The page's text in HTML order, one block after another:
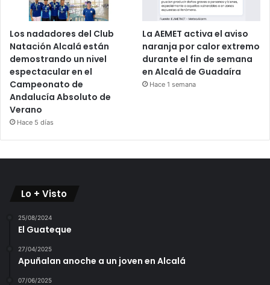
Los nadadores del Club
Natación Alcalá están
demostrando un nivel
espectacular en el
Campeonato de
Andalucía Absoluto de
Verano
Hace 5 días
La AEMET activa el aviso
naranja por calor extremo
durante el fin de semana
en Alcalá de Guadaíra
Hace 1 semana
Lo + Visto
25/08/2024
El Guateque
27/04/2025
Apuñalan anoche a un joven en Alcalá
07/06/2025